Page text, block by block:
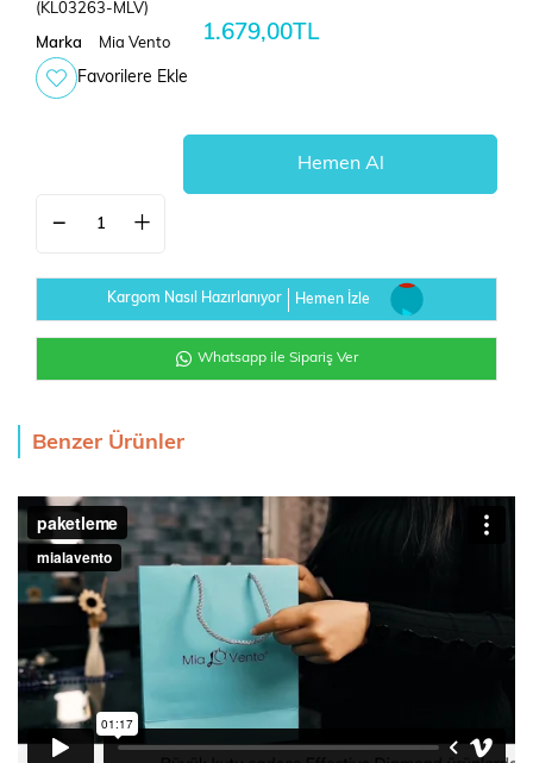
(KL03263-MLV)
Marka Mia Vento 1.679,00TL
Favorilere Ekle
Kargom Nasıl Hazırlanıyor Hemen İzle
Whatsapp ile Sipariş Ver
Benzer Ürünler